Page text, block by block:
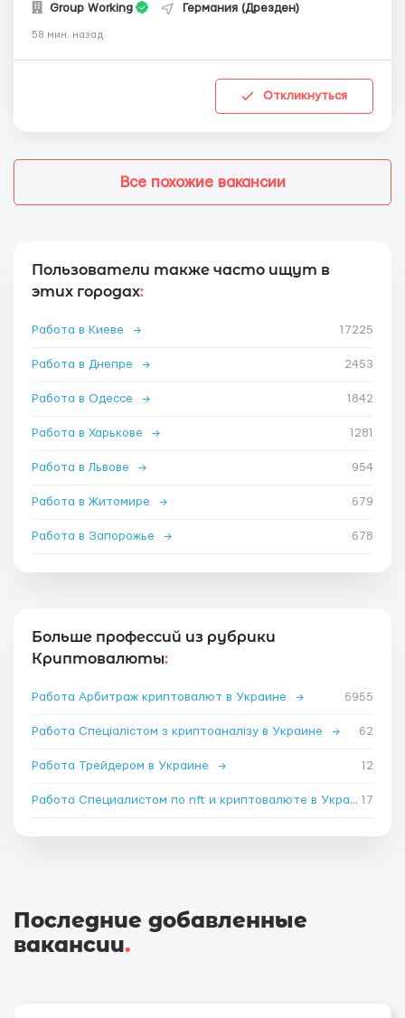
Group Working Германия (Дрезден)
58 мин. назад
Откликнуться
Все похожие вакансии
Пользователи также часто ищут в
этих городах:
Работа в Киеве → 17225
Работа в Днепре → 2453
Работа в Одессе → 1842
Работа в Харькове → 1281
Работа в Львове → 954
Работа в Житомире → 679
Работа в Запорожье → 678
Больше профессий из рубрики
Криптовалюты:
Работа Арбитраж криптовалют в Украине → 6955
Работа Спеціалістом з криптоаналізу в Украине → 62
Работа Трейдером в Украине → 12
Работа Специалистом по nft и криптовалюте в Украине 17
Последние добавленные
вакансии.